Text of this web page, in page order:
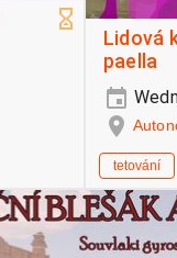
Lidová
paella
tetování